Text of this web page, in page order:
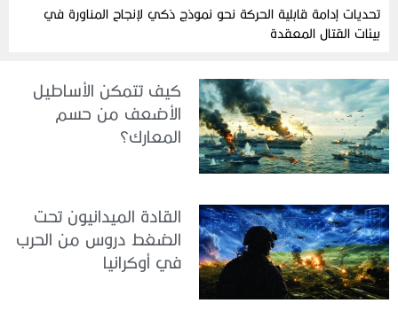
تحديات إدامة قابلية الحركة نحو نموذج ذكي لإنجاح المناورة في
بيئات القتال المعقدة
كيف تتمكن الأساطيل
الأضعف من حسم
المعارك؟
القادة الميدانيون تحت
الضغط دروس من الحرب
في أوكرانيا